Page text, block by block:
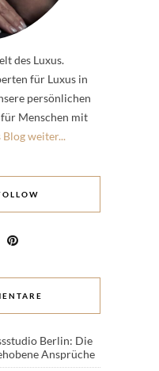
des Luxus.
für Luxus in
persönlichen
für Menschen mit
Blog weiter...
Berlin: Die
Ansprüche